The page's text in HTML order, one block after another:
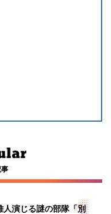
人演じる謎の部隊「別